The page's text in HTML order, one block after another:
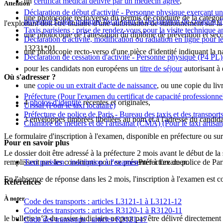
une photocopie recto/verso du permis de conduire de la
une photocopie de l'attestation du diplôme de prévention et
une photocopie recto-verso d'une pièce d'identité indiquant la
pour les candidats non européens un titre de séjourautorisant à
une copie ou un extrait d'acte de naissance, ou une copie du
4photos d'identitérécentes et originales,
3 enveloppes timbrées libellées au nom et à l'adresse du
Le formulaire d'inscription à l'examen, disponible en préfecture ou
Le dossier doit être adressé à la préfecture 2 mois avant le début de
remplissent pas les conditions pour se présenter à l'examen.
En l'absence de réponse dans les 2 mois, l'inscription à l'examen est
À noter
le bulletin n°2 du casier judiciaire ne peut pas être délivré
Attention
l'exploitant doit être titulaire d'une autorisation de stationnement sur
Déclaration de début d'activité - Personne physique exerçant
physique Guide pratique fiscal pour la déclaration de création
Taxis parisiens : prise de rendez-vous pour la visite technique
Déclaration d'activité, modification ou radiation en ligne pour
13231*01
Déclaration de cessation d'activité - Personne physique (P4
Où s'adresser ?
Préfecture (Pour l'examen du certificat de capacité
Urssaf(Pour le taxi locataire)
Préfecture de police de Paris - Bureau des taxis et des
Chambre de métiers et de l'artisanat (CMA)(Pour le taxi
Pour en savoir plus
Taxi parisien : inscription à l'examenPréfecture de police de
Références
Code des transports : articles L3121-1 à L3121-12
Code des transports : articles R3120-1 à R3120-11
Code des transports : articles R3121-17